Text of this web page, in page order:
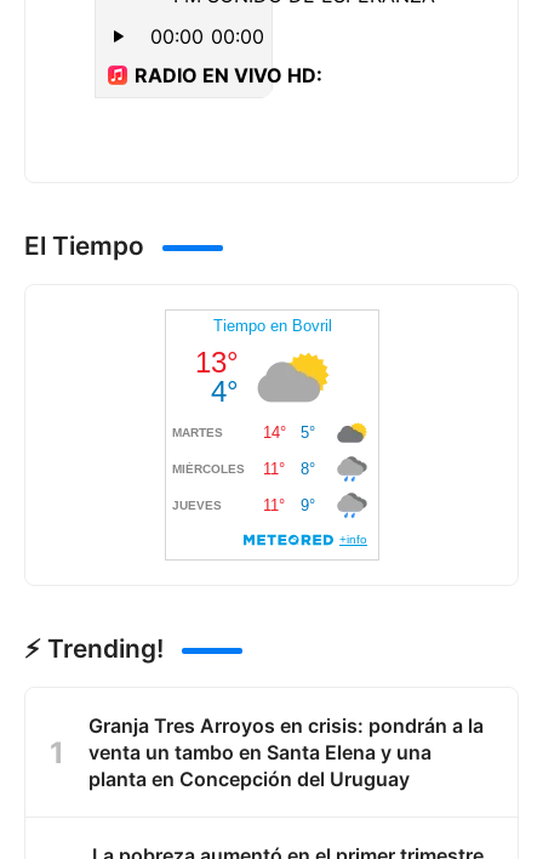
El Tiempo
⚡ Trending!
Granja Tres Arroyos en crisis: pondrán a la
venta un tambo en Santa Elena y una
planta en Concepción del Uruguay